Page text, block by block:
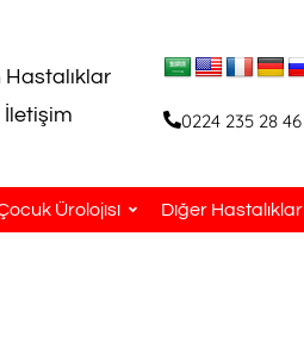
İletişim 0224 235 28 46
Ürolojisi Diğer Hastalıklar